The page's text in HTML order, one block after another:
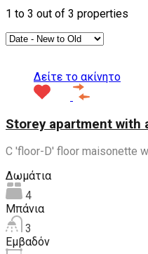
1 to 3 out of 3 properties
Δείτε το ακίνητο
Storey apartment with
C 'floor-D' floor maisonette
Δωμάτια
4
Μπάνια
3
Εμβαδόν